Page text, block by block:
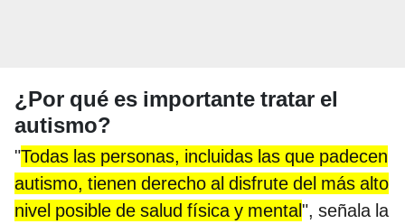
¿Por qué es importante tratar el
autismo?
"Todas las personas, incluidas las que padecen
autismo, tienen derecho al disfrute del más alto
nivel posible de salud física y mental", señala la